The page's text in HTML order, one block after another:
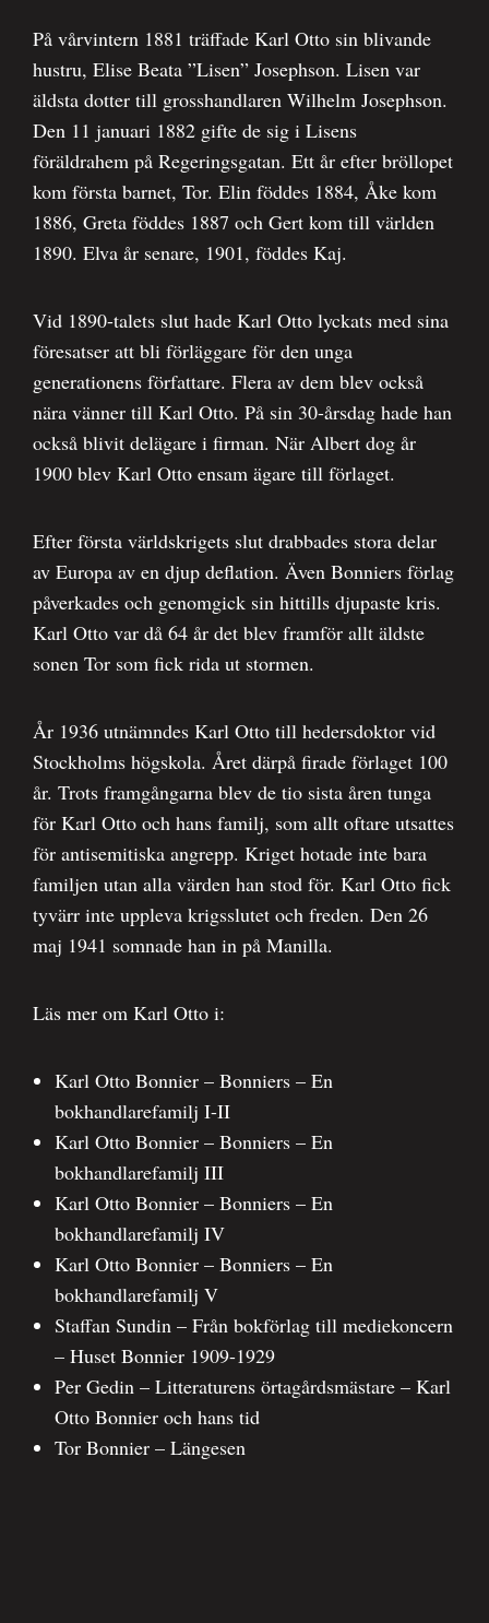
På vårvintern 1881 träffade Karl Otto sin blivande
hustru, Elise Beata ”Lisen” Josephson. Lisen var
äldsta dotter till grosshandlaren Wilhelm Josephson.
Den 11 januari 1882 gifte de sig i Lisens
föräldrahem på Regeringsgatan. Ett år efter bröllopet
kom första barnet, Tor. Elin föddes 1884, Åke kom
1886, Greta föddes 1887 och Gert kom till världen
1890. Elva år senare, 1901, föddes Kaj.
Vid 1890-talets slut hade Karl Otto lyckats med sina
föresatser att bli förläggare för den unga
generationens författare. Flera av dem blev också
nära vänner till Karl Otto. På sin 30-årsdag hade han
också blivit delägare i firman. När Albert dog år
1900 blev Karl Otto ensam ägare till förlaget.
Efter första världskrigets slut drabbades stora delar
av Europa av en djup deflation. Även Bonniers förlag
påverkades och genomgick sin hittills djupaste kris.
Karl Otto var då 64 år det blev framför allt äldste
sonen Tor som fick rida ut stormen.
År 1936 utnämndes Karl Otto till hedersdoktor vid
Stockholms högskola. Året därpå firade förlaget 100
år. Trots framgångarna blev de tio sista åren tunga
för Karl Otto och hans familj, som allt oftare utsattes
för antisemitiska angrepp. Kriget hotade inte bara
familjen utan alla värden han stod för. Karl Otto fick
tyvärr inte uppleva krigsslutet och freden. Den 26
maj 1941 somnade han in på Manilla.
Läs mer om Karl Otto i:
Karl Otto Bonnier – Bonniers – En
bokhandlarefamilj I-II
Karl Otto Bonnier – Bonniers – En
bokhandlarefamilj III
Karl Otto Bonnier – Bonniers – En
bokhandlarefamilj IV
Karl Otto Bonnier – Bonniers – En
bokhandlarefamilj V
Staffan Sundin – Från bokförlag till mediekoncern
– Huset Bonnier 1909-1929
Per Gedin – Litteraturens örtagårdsmästare – Karl
Otto Bonnier och hans tid
Tor Bonnier – Längesen